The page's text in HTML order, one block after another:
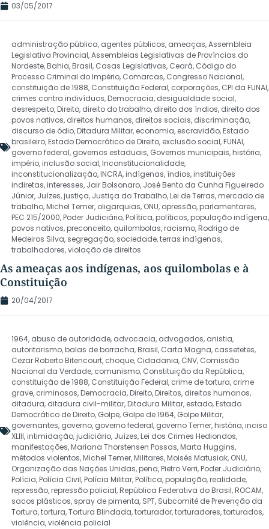
03/05/2017
administração pública, agentes públicos, ameaças,Assembleia
Legislativa Provincial,Assembleias Legislativas de Províncias do
Nordeste,Bahia,Brasil, Casas Legislativas, Ceará, Código do
Processo Criminal do Império, Comarcas, Congresso Nacional,
constituição de 1988, Constituição Federal, corporações, CPI da FUNAI,
crimes contra indivíduos,Democracia, desigualdade social,
desrespeito,Direito, direito do trabalho, direito dos índios, direito dos
povos nativos, direitos humanos, direitos sociais, discriminação,
discurso de ódio,Ditadura Militar, economia, escravidão,Estado
brasileiro,Estado Democrático de Direito, exclusão social,FUNAI,
governo federal, governos estaduais, Governos municipais,história,
império,inclusão social,Inconstitucionalidade,
inconstitucionalização,INCRA,indígenas, índios,instituições
indiretas,interesses, Jair Bolsonaro, José Bento da Cunha Figueiredo
Júnior, Juízes,justiça, Justiça do Trabalho,Lei de Terras,mercado de
trabalho,Michel Temer, oligarquias, ONU, opressão,parlamentares,
PEC 215/2000,Poder Judiciário,Política,políticos,população indígena,
povos nativos,preconceito, quilombolas,racismo,Rodrigo de
Medeiros Silva, segregação, sociedade,terras indígenas,
trabalhadores,violação de direitos
As ameaças aos indígenas, aos quilombolas e à
Constituição
20/04/2017
1964, abuso de autoridade, advocacia, advogados, anistia,
autoritarismo,balas de borracha,Brasil, Carta Magna, cassetetes,
Cezar Roberto Bitencourt, choque, Cidadania, CNV, Comissão
Nacional da Verdade, comunismo, Constituição da República,
constituição de 1988, Constituição Federal, crime de tortura, crime
grave, criminosos,Democracia,Direito,Direitos, direitos humanos,
ditadura, ditadura civil-militar,Ditadura Militar, estado,Estado
Democrático de Direito, Golpe, Golpe de 1964, Golpe Militar,
governantes, governo, governo federal, governo Temer,história,inciso
XLIII,intimidação,judiciário, Juízes,Lei dos Crimes Hediondos,
manifestações,Mariana Thorstensen Possas,Marta Huggins,
métodos violentos,Michel Temer,Militares,Moisés Matusiak, ONU,
Organização das Nações Unidas,pena,Pietro Verri,Poder Judiciário,
Polícia,Polícia Civil,Polícia Militar,Política,população,realidade,
repressão,repressão policial,República Federativa do Brasil,ROCAM,
sacos plásticos, spray de pimenta, SPT, Subcomitê de Prevenção da
Tortura,tortura,Tortura Blindada,torturador,torturadores,torturados,
violência,violência policial